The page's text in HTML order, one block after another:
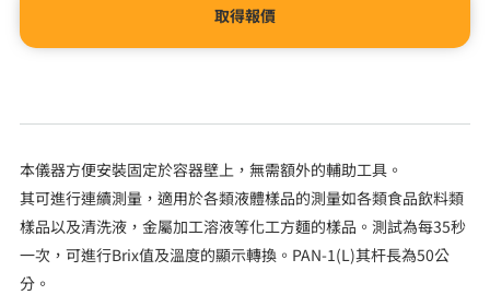
取得報價
本儀器方便安裝固定於容器壁上，無需額外的輔助工具。
其可進行連續測量，適用於各類液體樣品的測量如各類食品飲料類
樣品以及清洗液，金屬加工溶液等化工方麵的樣品。測試為每35秒
一次，可進行Brix值及溫度的顯示轉換。PAN-1(L)其杆長為50公
分。